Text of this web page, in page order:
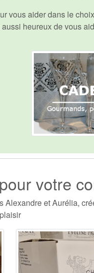
vous aider dans le
heureux devous
votre
et Aurélia,
plaisir